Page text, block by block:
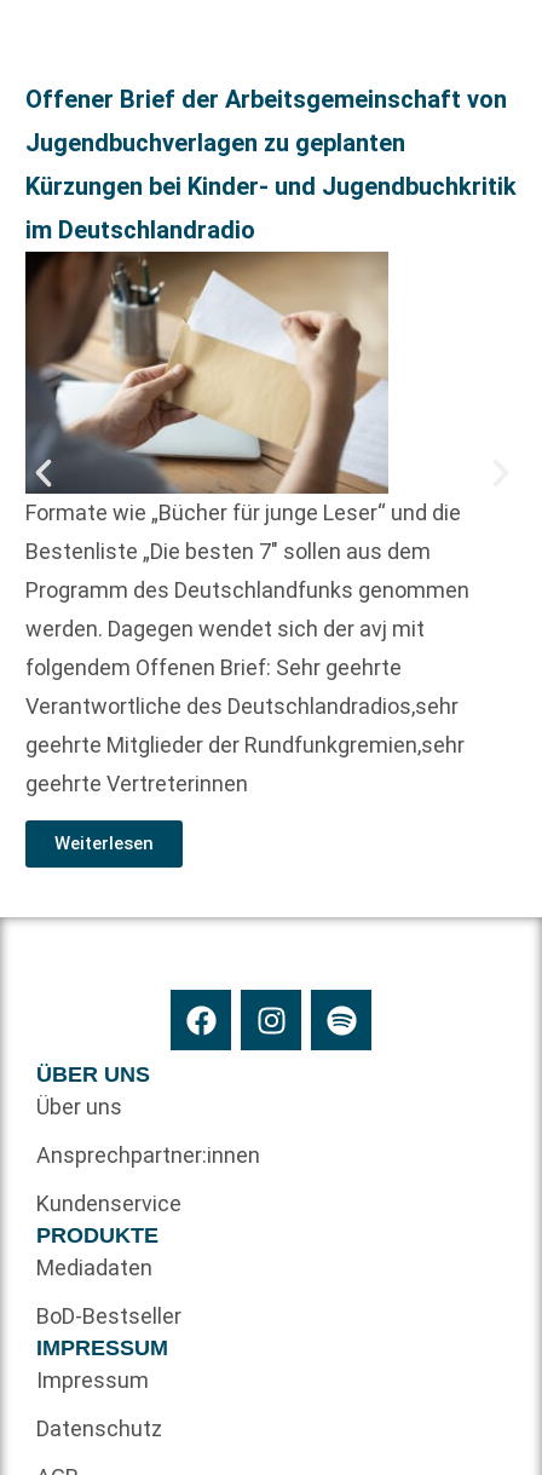
Offener Brief der Arbeitsgemeinschaft von
Jugendbuchverlagen zu geplanten
Kürzungen bei Kinder- und Jugendbuchkritik
im Deutschlandradio
Formate wie „Bücher für junge Leser“ und die
Bestenliste „Die besten 7″ sollen aus dem
Programm des Deutschlandfunks genommen
werden. Dagegen wendet sich der avj mit
folgendem Offenen Brief: Sehr geehrte
Verantwortliche des Deutschlandradios,sehr
geehrte Mitglieder der Rundfunkgremien,sehr
geehrte Vertreterinnen
Weiterlesen
ÜBER UNS
Über uns
Ansprechpartner:innen
Kundenservice
PRODUKTE
Mediadaten
BoD-Bestseller
IMPRESSUM
Impressum
Datenschutz